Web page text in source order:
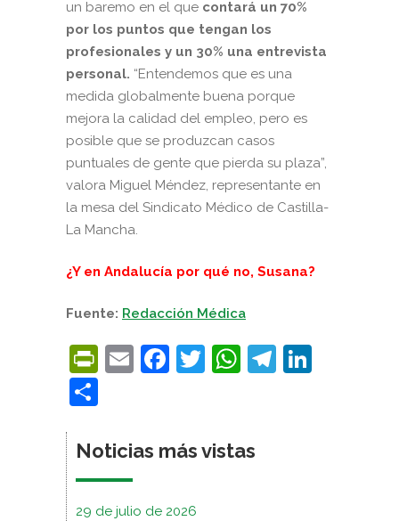
un baremo en el que contará un 70%
por los puntos que tengan los
profesionales y un 30% una entrevista
personal. “Entendemos que es una
medida globalmente buena porque
mejora la calidad del empleo, pero es
posible que se produzcan casos
puntuales de gente que pierda su plaza”,
valora Miguel Méndez, representante en
la mesa del Sindicato Médico de Castilla-
La Mancha.
¿Y en Andalucía por qué no, Susana?
Fuente: Redacción Médica
PrintFriendly
EmailFacebook
Twitter
WhatsApp
Noticias más vistas
29 de julio de 2026